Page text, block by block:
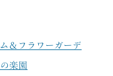
＆フラワーガーデ
楽園